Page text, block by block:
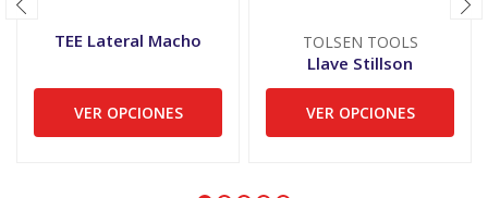
TEE Lateral Macho
VER OPCIONES
TOLSEN TOOLS
Llave Stillson
VER OPCIONES